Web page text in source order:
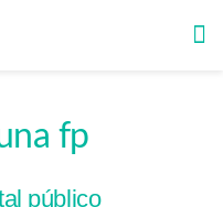
fp
público